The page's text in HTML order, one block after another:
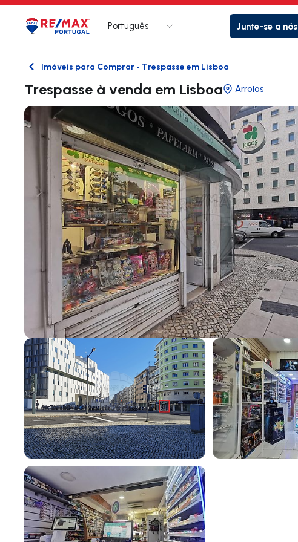
Logo Ir para página inicial
Português Junte-se a nós
VoltarImóveis para Comprar - Trespasse em Lisboa
Trespasse à venda em Lisboa Arroios